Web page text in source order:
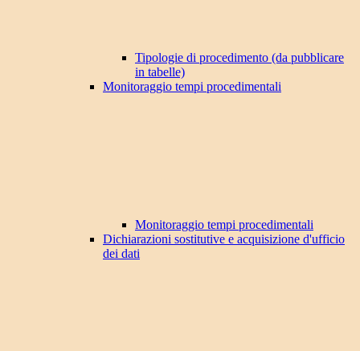
Tipologie di procedimento (da pubblicare
in tabelle)
Monitoraggio tempi procedimentali
Monitoraggio tempi procedimentali
Dichiarazioni sostitutive e acquisizione d'ufficio
dei dati